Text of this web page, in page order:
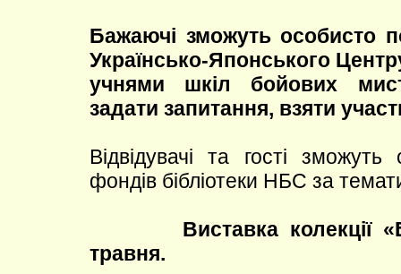
Бажаючі зможуть особисто
Українсько-Японського
учнями шкіл бойових
задати запитання, взяти
Відвідувачі та гості
фондів бібліотеки НБС за
Виставка колекції
травня.